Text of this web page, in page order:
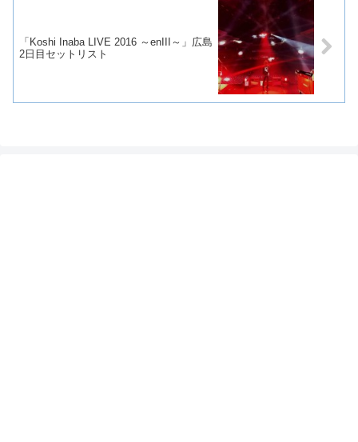
「Koshi Inaba LIVE 2016 ～enIII～」広島
2日目セットリスト